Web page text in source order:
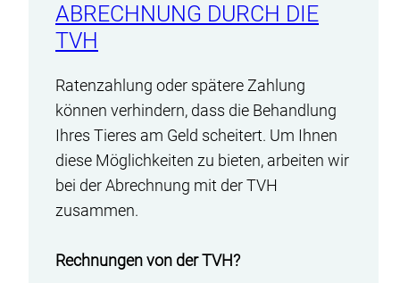
ABRECHNUNG DURCH DIE
TVH
Ratenzahlung oder spätere Zahlung
können verhindern, dass die Behandlung
Ihres Tieres am Geld scheitert. Um Ihnen
diese Möglichkeiten zu bieten, arbeiten wir
bei der Abrechnung mit der TVH
zusammen.
Rechnungen von der TVH?